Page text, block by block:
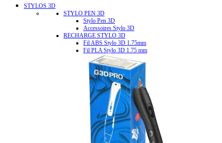
STYLOS 3D
STYLO PEN 3D
Stylo Pen 3D
Accessoires Stylo 3D
RECHARGE STYLO 3D
Fil ABS Stylo 3D 1.75mm
Fil PLA Stylo 3D 1.75 mm